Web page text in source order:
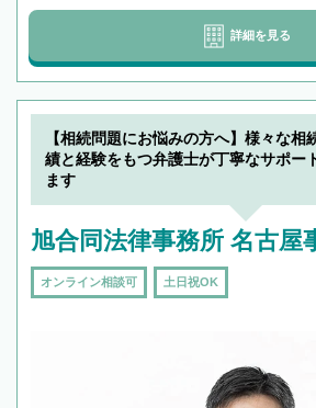
詳細を見る
【相続問題にお悩みの方へ】様々な相
績と経験をもつ弁護士が丁寧なサポー
ます
旭合同法律事務所 名古屋
オンライン相談可 土日祝OK